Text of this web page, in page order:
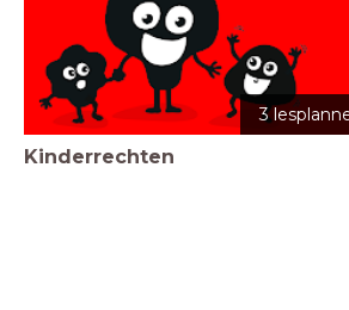
3
Kinderrechten